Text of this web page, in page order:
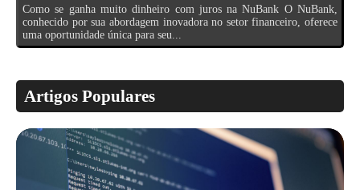
Como se ganha muito dinheiro com juros na NuBank O NuBank,
conhecido por sua abordagem inovadora no setor financeiro, oferece
uma oportunidade única para seu...
Artigos Populares